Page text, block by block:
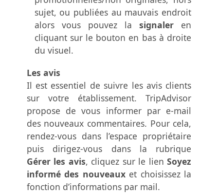
sujet, ou publiées au mauvais endroit
alors vous pouvez lasignaler en
cliquant sur le bouton en bas à droite
du visuel.
Les avis
Il est essentiel de suivre les avis clients
sur votre établissement. TripAdvisor
propose de vous informer par e-mail
des nouveaux commentaires. Pour cela,
rendez-vous dans l’espace propriétaire
puis dirigez-vous dans la rubrique
Gérer les avis, cliquez sur le lienSoyez
informé des nouveauxet choisissez la
fonction d’informations par mail.